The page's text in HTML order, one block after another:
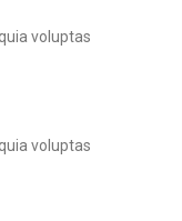
voluptas
voluptas